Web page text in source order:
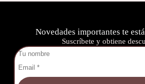
Novedades importantes te
Suscríbete y obtiene